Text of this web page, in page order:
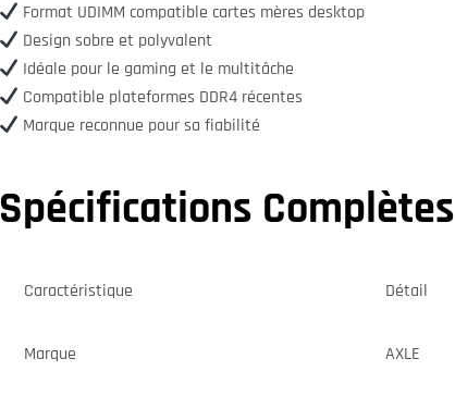
Format UDIMM compatible cartes mères desktop
Design sobre et polyvalent
Idéale pour le gaming et le multitâche
Compatible plateformes DDR4 récentes
Marque reconnue pour sa fiabilité
Spécifications Complètes
Caractéristique Détail
Marque AXLE